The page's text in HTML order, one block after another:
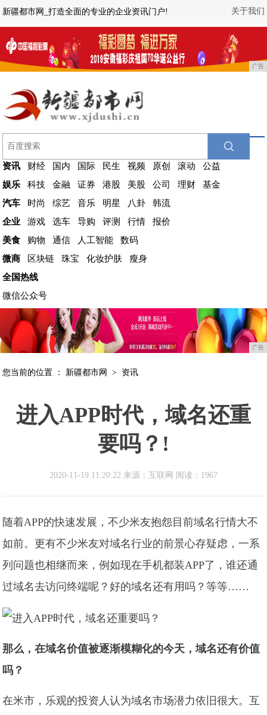
关于我们
新疆都市网_打造全面的专业的企业资讯门户!
广告
资讯 财经 国内 国际 民生 视频 原创 滚动
公益
娱乐
科技 金融 证券 港股 美股 公司 理财
基金
汽车
时尚 综艺 音乐 明星 八卦
韩流
企业
游戏 选车 导购 评测 行情
报价
美食
购物 通信 人工智能
数码
微商
区块链 珠宝 化妆护肤
瘦身
全国热线
微信公众号
广告
您当前的位置 ： 新疆都市网 > 资讯
进入APP时代，域名还重
要吗？!
2020-11-19 11:20:22 来源：互联网 阅读：1967
随着APP的快速发展，不少米友抱怨目前域名行情大不
如前。更有不少米友对域名行业的前景心存疑虑，一系
列问题也相继而来，例如现在手机都装APP了，谁还通
过域名去访问终端呢？好的域名还有用吗？等等……
那么，在域名价值被逐渐模糊化的今天，域名还有价值
吗？
在米市，乐观的投资人认为域名市场潜力依旧很大。互